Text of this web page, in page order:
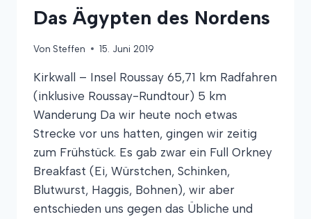
Das Ägypten des Nordens
Von Steffen 15. Juni 2019
Kirkwall – Insel Roussay 65,71 km Radfahren
(inklusive Roussay-Rundtour) 5 km
Wanderung Da wir heute noch etwas
Strecke vor uns hatten, gingen wir zeitig
zum Frühstück. Es gab zwar ein Full Orkney
Breakfast (Ei, Würstchen, Schinken,
Blutwurst, Haggis, Bohnen), wir aber
entschieden uns gegen das Übliche und